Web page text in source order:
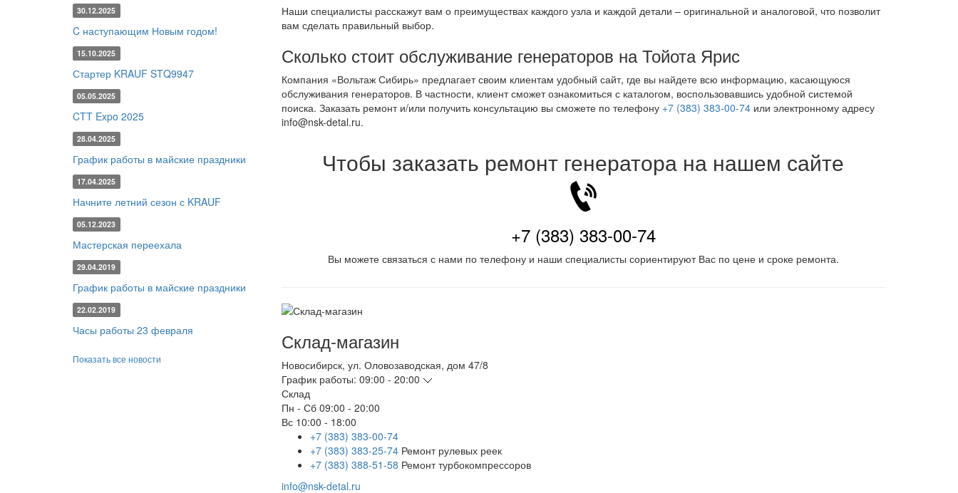
30.12.2025
C наступающим Новым годом!
15.10.2025
Стартер KRAUF STQ9947
05.05.2025
CTT Expo 2025
28.04.2025
График работы в майские праздники
17.04.2025
Начните летний сезон с KRAUF
05.12.2023
Мастерская переехала
29.04.2019
График работы в майские праздники
22.02.2019
Часы работы 23 февраля
Показать все новости
Наши специалисты расскажут вам о преимуществах каждого узла и каждой детали – оригинальной и аналоговой, что позволит
вам сделать правильный выбор.
Сколько стоит обслуживание генераторов на Тойота Ярис
Компания «Вольтаж Сибирь» предлагает своим клиентам удобный сайт, где вы найдете всю информацию, касающуюся
обслуживания генераторов. В частности, клиент сможет ознакомиться с каталогом, воспользовавшись удобной системой
поиска. Заказать ремонт и/или получить консультацию вы сможете по телефону +7 (383) 383-00-74или электронному адресу
info@nsk-detal.ru.
Чтобы заказать ремонт генератора на нашем сайте
+7 (383) 383-00-74
Вы можете связаться с нами по телефону и наши специалисты сориентируют Вас по цене и сроке ремонта.
Склад-магазин
Новосибирск, ул. Оловозаводская, дом 47/8
График работы: 09:00 - 20:00
Склад
Пн - Сб 09:00 - 20:00
Вс 10:00 - 18:00
+7 (383) 383-00-74
+7 (383) 383-25-74 Ремонт рулевых реек
+7 (383) 388-51-58 Ремонт турбокомпрессоров
info@nsk-detal.ru